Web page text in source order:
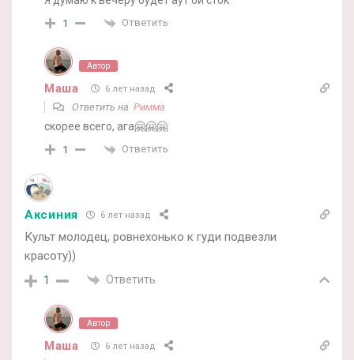
1 Ответить
Автор
Маша 6 лет назад
Ответить на Римма
скорее всего, ага🤗🤗🤗
1 Ответить
Аксиния 6 лет назад
Культ молодец, ровнехонько к гуди подвезли
красоту))
1 Ответить
Автор
Маша 6 лет назад